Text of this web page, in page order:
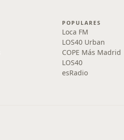
POPULARES
Loca FM
LOS40 Urban
COPE Más Madrid
LOS40
esRadio